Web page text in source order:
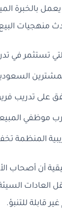
بالخبرة
منهجيات
تستثمر في
تدريب فريق المبيعات
المبيعات
المنظمة تخفض دورة البيع
أن أصحاب
العادات
قابلة للتنبؤ.